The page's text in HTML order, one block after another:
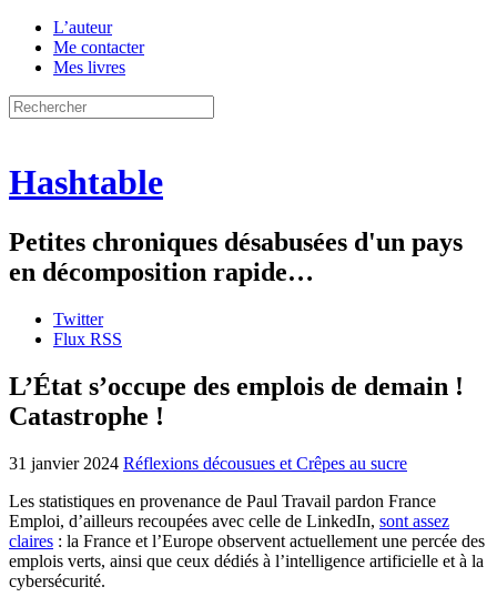
L’auteur
Me contacter
Mes livres
Hashtable
Petites chroniques désabusées d'un pays
en décomposition rapide…
Twitter
Flux RSS
L’État s’occupe des emplois de demain !
Catastrophe !
31 janvier 2024 Réflexions décousues et Crêpes au sucre
Les statistiques en provenance de Paul Travail pardon France
Emploi, d’ailleurs recoupées avec celle de LinkedIn, sont assez
claires : la France et l’Europe observent actuellement une percée des
emplois verts, ainsi que ceux dédiés à l’intelligence artificielle et à la
cybersécurité.